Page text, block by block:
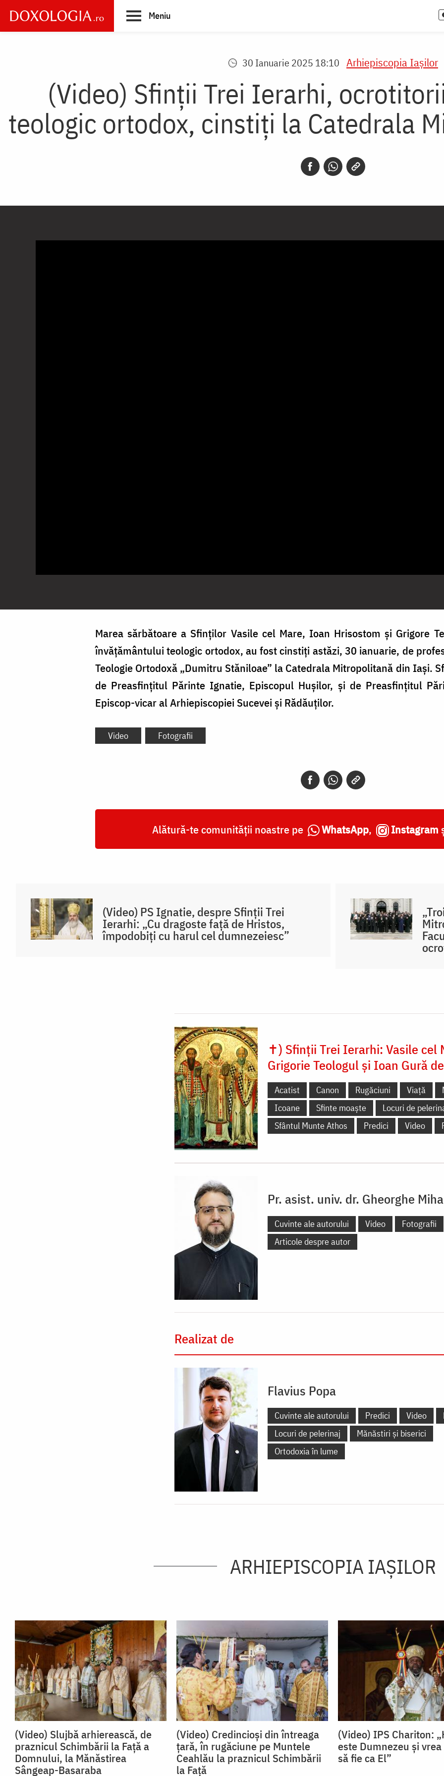
main
Meniu
30 Ianuarie 2025 18:10 Arhiepiscopia Iaşilor
(Video) Sfinții Trei Ierarhi,
teologic ortodox, cinstiți la Catedrala
Marea sărbătoare a Sfinților Vasile cel Mare, Ioan Hrisostom și Grigore
învățământului teologic ortodox, au fost cinstiți astăzi, 30 ianuarie, de
Teologie Ortodoxă „Dumitru Stăniloae” la Catedrala Mitropolitană din Iași.
de Preasfințitul Părinte Ignatie, Episcopul Hușilor, și de Preasfințitul
Episcop-vicar al Arhiepiscopiei Sucevei și Rădăuților.
Video Fotografii
Alătură-te comunității noastre pe WhatsApp, Instagram
(Video) PS Ignatie, despre Sfinții Trei
Ierarhi: „Cu dragoste față de Hristos,
împodobiți cu harul cel dumnezeiesc”
✝) Sfinții Trei Ierarhi: Vasile cel
Grigorie Teologul și Ioan Gură
Acatist Canon Rugăciuni Viață
Icoane
Sfinte moaște
Locuri de
Sfântul Munte Athos
Predici Video
Pr. asist. univ. dr. Gheorghe
Cuvinte ale autorului Video
Fotografii
Articole despre autor
Realizat de
Flavius Popa
Cuvinte ale autorului Predici Video
Locuri de pelerinaj
Mănăstiri și biserici
Ortodoxia în lume
ARHIEPISCOPIA IAŞILOR
(Video) Slujbă arhierească, de
praznicul Schimbării la Față a
Domnului, la Mănăstirea
Sângeap-Basaraba
(Video) Credincioși din întreaga
țară, în rugăciune pe Muntele
Ceahlău la praznicul Schimbării
la Față
(Video) IPS Chariton:
este Dumnezeu și
să fie ca El”